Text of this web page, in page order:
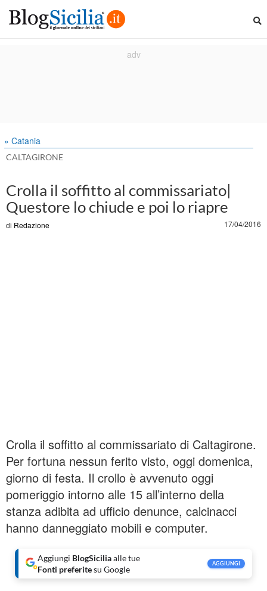
» Catania
CALTAGIRONE
Crolla il soffitto al commissariato|
Questore lo chiude e poi lo riapre
di Redazione 17/04/2016
Crolla il soffitto al commissariato di Caltagirone.
Per fortuna nessun ferito visto, oggi domenica,
giorno di festa. Il crollo è avvenuto oggi
pomeriggio intorno alle 15 all’interno della
stanza adibita ad ufficio denunce, calcinacci
hanno danneggiato mobili e computer.
Aggiungi BlogSiciliaalle tue
Fonti preferitesu Google
AGGIUNGI